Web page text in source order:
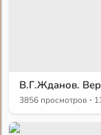
В.Г.Жданов.
3856 просмотров ·